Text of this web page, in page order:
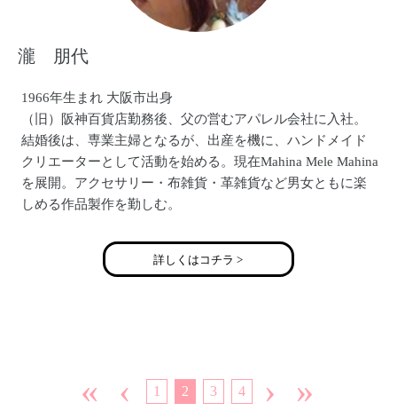
瀧 朋代
1966年生まれ 大阪市出身
（旧）阪神百貨店勤務後、父の営むアパレル会社に入社。
結婚後は、専業主婦となるが、出産を機に、ハンドメイド
クリエーターとして活動を始める。現在Mahina Mele Mahina
を展開。アクセサリー・布雑貨・革雑貨など男女ともに楽
しめる作品製作を勤しむ。
お料理好きが高じて【読売テレビtenシェフ×主婦】に出演経
詳しくはコチラ >
« ‹ 1 2 3 4 › »